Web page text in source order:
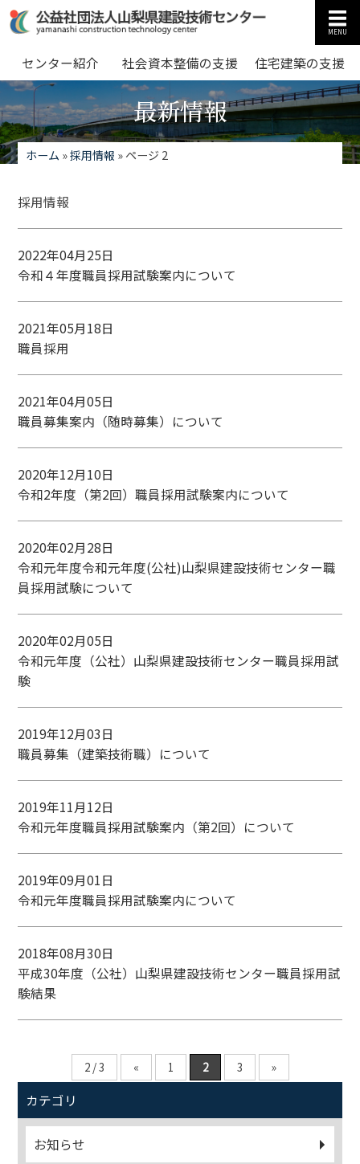
MENU
センター紹介 社会資本整備の支援 住宅建築の支援
最新情報
ホーム »採用情報 » ページ 2
採用情報
2022年04月25日
令和４年度職員採用試験案内について
2021年05月18日
職員採用
2021年04月05日
職員募集案内（随時募集）について
2020年12月10日
令和2年度（第2回）職員採用試験案内について
2020年02月28日
令和元年度令和元年度(公社)山梨県建設技術センター職
員採用試験について
2020年02月05日
令和元年度（公社）山梨県建設技術センター職員採用試
験
2019年12月03日
職員募集（建築技術職）について
2019年11月12日
令和元年度職員採用試験案内（第2回）について
2019年09月01日
令和元年度職員採用試験案内について
2018年08月30日
平成30年度（公社）山梨県建設技術センター職員採用試
験結果
2 / 3 « 1 2 3 »
カテゴリ
お知らせ